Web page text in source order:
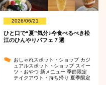
2026/06/21
ひと口で“夏”気分♪今食べるべき松
江のひんやりパフェ７選
おしゃれスポット・ショップ カジ
ュアルスポット・ショップ スイー
ツ・おやつ新メニュー季節限定
テイクアウト・持ち帰り夏季限定